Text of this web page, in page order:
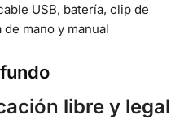
USB, batería, clip de
mano y manual
libre y legal